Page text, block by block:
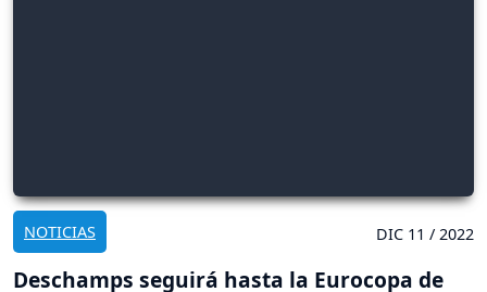
NOTICIAS DIC 11 / 2022
Deschamps seguirá hasta la Eurocopa de